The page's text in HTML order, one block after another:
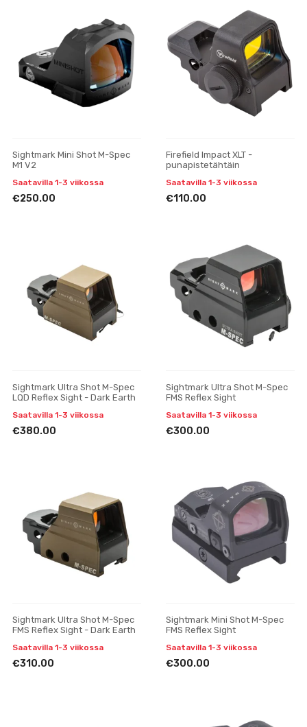
Sightmark Mini Shot M-Spec
M1 V2
Saatavilla 1-3 viikossa
€250.00
Firefield Impact XLT -
punapistetähtäin
Saatavilla 1-3 viikossa
€110.00
Sightmark Ultra Shot M-Spec
LQD Reflex Sight - Dark Earth
Saatavilla 1-3 viikossa
€380.00
Sightmark Ultra Shot M-Spec
FMS Reflex Sight
Saatavilla 1-3 viikossa
€300.00
Sightmark Ultra Shot M-Spec
FMS Reflex Sight - Dark Earth
Saatavilla 1-3 viikossa
€310.00
Sightmark Mini Shot M-Spec
FMS Reflex Sight
Saatavilla 1-3 viikossa
€300.00